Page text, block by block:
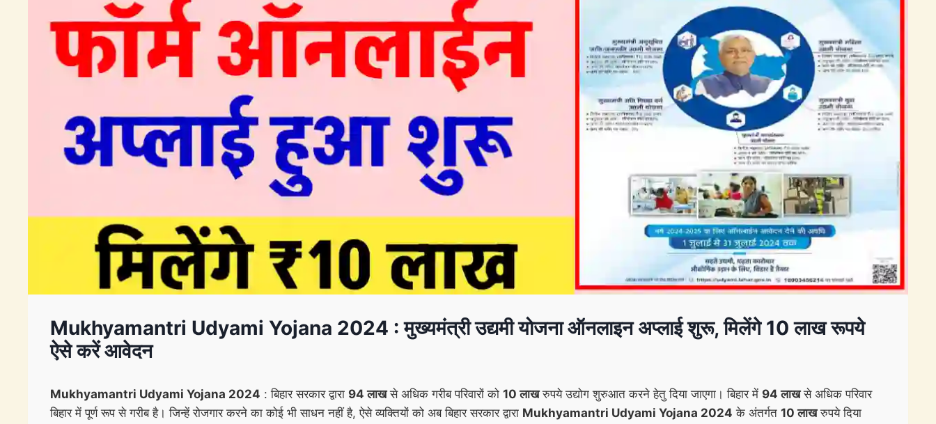
Mukhyamantri Udyami Yojana 2024 : मुख्यमंत्री उद्यमी योजना ऑनलाइन अप्लाई शुरू, मिलेंगे 10 लाख रूपये
ऐसे करें आवेदन
Mukhyamantri Udyami Yojana 2024 : बिहार सरकार द्वारा 94 लाखसे अधिक गरीब परिवारों को 10 लाखरुपये उद्योग शुरुआत करने हेतु दिया जाएगा। बिहार में 94 लाखसे अधिक परिवार
बिहार में पूर्ण रूप से गरीब है। जिन्हें रोजगार करने का कोई भी साधन नहीं है, ऐसे व्यक्तियों को अब बिहार सरकार द्वारा Mukhyamantri Udyami Yojana 2024 के अंतर्गत 10 लाखरुपये दिया